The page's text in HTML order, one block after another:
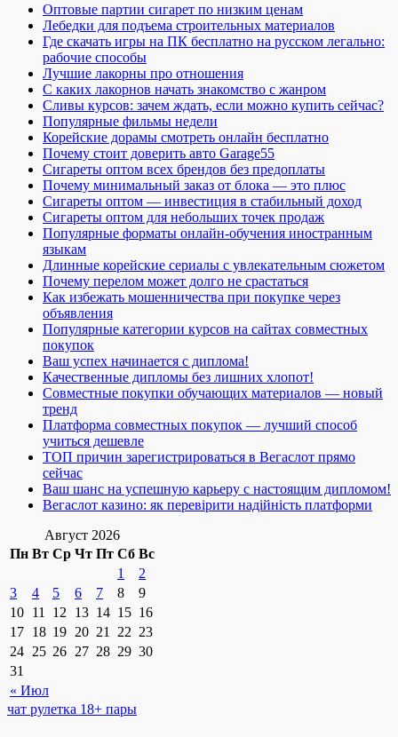
Оптовые партии сигарет по низким ценам
Лебедки для подъема строительных материалов
Где скачать игры на ПК бесплатно на русском легально:
рабочие способы
Лучшие лакорны про отношения
С каких лакорнов начать знакомство с жанром
Сливы курсов: зачем ждать, если можно купить сейчас?
Популярные фильмы недели
Корейские дорамы смотреть онлайн бесплатно
Почему стоит доверить авто Garage55
Сигареты оптом всех брендов без предоплаты
Почему минимальный заказ от блока — это плюс
Сигареты оптом — инвестиция в стабильный доход
Сигареты оптом для небольших точек продаж
Популярные форматы онлайн-обучения иностранным
языкам
Длинные корейские сериалы с увлекательным сюжетом
Почему перелом может долго не срастаться
Как избежать мошенничества при покупке через
объявления
Популярные категории курсов на сайтах совместных
покупок
Ваш успех начинается с диплома!
Качественные дипломы без лишних хлопот!
Совместные покупки обучающих материалов — новый
тренд
Платформа совместных покупок — лучший способ
учиться дешевле
ТОП причин зарегистрироваться в Вегаслот прямо
сейчас
Ваш шанс на успешную карьеру с настоящим дипломом!
Вегаслот казино: як перевірити надійність платформи
Август 2026
Пн Вт Ср Чт Пт Сб Вс
« Июл
1
2
3
4 5 6 7 8
9
10 11 12 13 14 15 16
17 18 19 20 21 22 23
24 25 26 27 28 29 30
31
чат рулетка 18+ пары